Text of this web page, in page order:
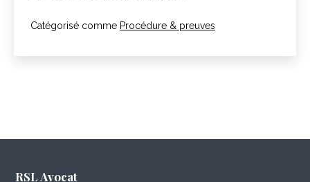
Catégorisé comme Procédure & preuves
RSL Avocat